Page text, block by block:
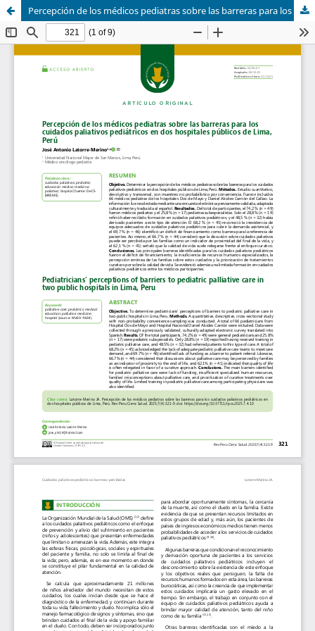
Percepción de los médicos pediatras sobre las barreras para los cuidados paliativos pediátricos en dos hospitales públicos de Lima, Perú